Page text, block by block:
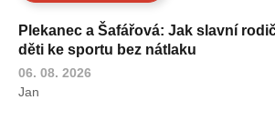
Plekanec a Šafářová: Jak slavní
děti ke sportu bez nátlaku
06. 08. 2026
Jan